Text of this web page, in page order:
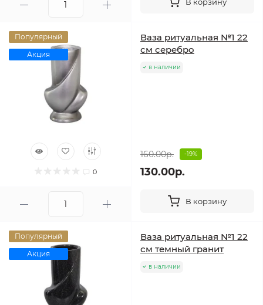
Популярный
Акция
0
Ваза ритуальная №1 22
см серебро
в наличии
160.00р. -19%
130.00р.
В корзину
Популярный
Акция
Ваза ритуальная №1 22
см темный гранит
в наличии